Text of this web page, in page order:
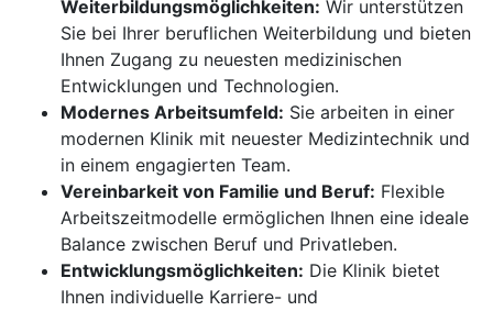
Weiterbildungsmöglichkeiten: Wir unterstützen
Sie bei Ihrer beruflichen Weiterbildung und bieten
Ihnen Zugang zu neuesten medizinischen
Entwicklungen und Technologien.
Modernes Arbeitsumfeld: Sie arbeiten in einer
modernen Klinik mit neuester Medizintechnik und
in einem engagierten Team.
Vereinbarkeit von Familie und Beruf: Flexible
Arbeitszeitmodelle ermöglichen Ihnen eine ideale
Balance zwischen Beruf und Privatleben.
Entwicklungsmöglichkeiten: Die Klinik bietet
Ihnen individuelle Karriere- und